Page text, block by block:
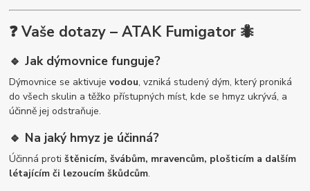
❓ Vaše dotazy – ATAK Fumigator 🐜
🔹 Jak dýmovnice funguje?
Dýmovnice se aktivujevodou, vzniká studený dým, který proniká
do všech skulin a těžko přístupných míst, kde se hmyz ukrývá, a
účinně jej odstraňuje.
🔹 Na jaký hmyz je účinná?
Účinná protištěnicím, švábům, mravencům, plošticím a dalším
létajícím či lezoucím škůdcům.